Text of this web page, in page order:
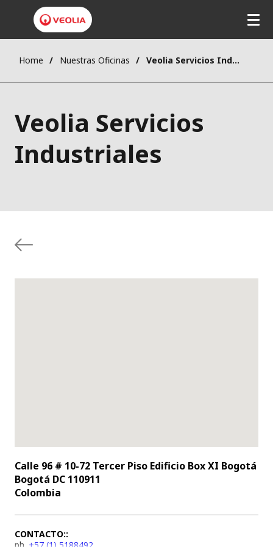
Home Nuestras Oficinas Veolia Servicios Industriales
Veolia Servicios
Industriales
Calle 96 # 10-72 Tercer Piso Edificio Box XI Bogotá
Bogotá DC 110911
Colombia
CONTACTO::